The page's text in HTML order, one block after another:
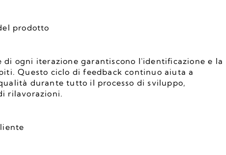
prodotto
di ogni iterazione garantiscono l'identificazione e la
Questo ciclo di feedback continuo aiuta a
durante tutto il processo di sviluppo,
rilavorazioni.